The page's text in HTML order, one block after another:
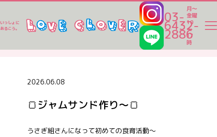
いっしょに
あるこう。
03-
6432-
2886
月～
金曜
10
～
17
時
一時保育
2026.06.08
🍞ジャムサンド作り～🍞
うさぎ組さんになって初めての食育活動～